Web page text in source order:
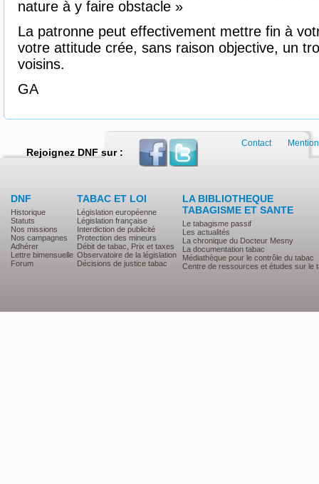
nature à y faire obstacle »
La patronne peut effectivement mettre fin à
votre attitude crée, sans raison objective, un
voisins.
GA
Rejoignez DNF sur :
DNF
Historique
Statuts
Nos missions
Nos campagnes
Adhérer
Lettre bimensuelle
Forum
TABAC ET LOI
Législation européenne
Législation française
Interdiction de publicité
Protection des mineurs
Débit de tabac, Prix et taxes
Observatoire de la législation
Décisions de justice tabac
LA BIBLIOTHEQUE
TABAGISME ET SANTE
Le tabagisme passif
Les actualités
La chronique du Docteur Mesny
La documentation tabac
Médiathèque pour le contrôle du tabac
Centre de ressources et études sur le
Contact